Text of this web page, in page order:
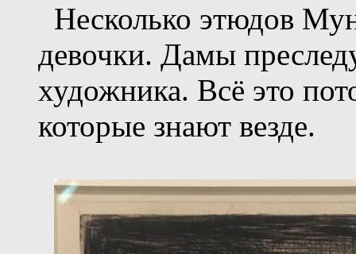
Несколько этюдов
девочки. Дамы
художника. Всё это
которые знают везде.